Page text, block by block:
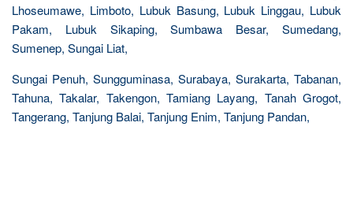
Lhoseumawe, Limboto, Lubuk Basung, Lubuk Linggau, Lubuk
Pakam, Lubuk Sikaping, Sumbawa Besar, Sumedang,
Sumenep, Sungai Liat,
Sungai Penuh, Sungguminasa, Surabaya, Surakarta, Tabanan,
Tahuna, Takalar, Takengon, Tamiang Layang, Tanah Grogot,
Tangerang, Tanjung Balai, Tanjung Enim, Tanjung Pandan,